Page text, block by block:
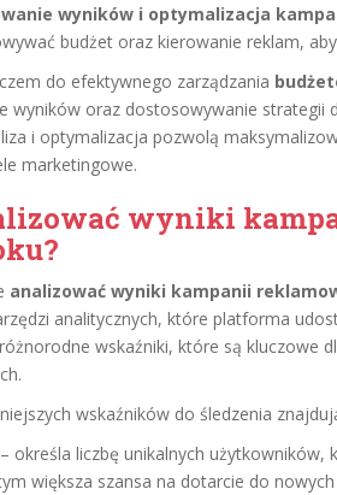
wyników i optymalizacja
budżet oraz kierowanie reklam,
do efektywnego zarządzania
wyników oraz dostosowywanie strategii
i optymalizacja pozwolą
marketingowe.
wyniki
analizować wyniki kampanii
analitycznych, które platforma
wskaźniki, które są kluczowe
wskaźników do śledzenia
– określa liczbę unikalnych użytkowników,
większa szansa na dotarcie do